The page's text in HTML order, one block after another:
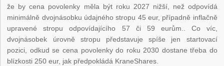
že by cena povolenky měla být roku 2027 nižší, než odpovídá
minimálně dvojnásobku údajného stropu 45 eur, případně inflačně
upravené stropu odpovídajícího 57 či 59 eurům.. Co víc,
dvojnásobek úrovně stropu představuje spíše jen startovací
pozici, odkud se cena povolenky do roku 2030 dostane třeba do
blízkosti 250 eur, jak předpokládá KraneShares.